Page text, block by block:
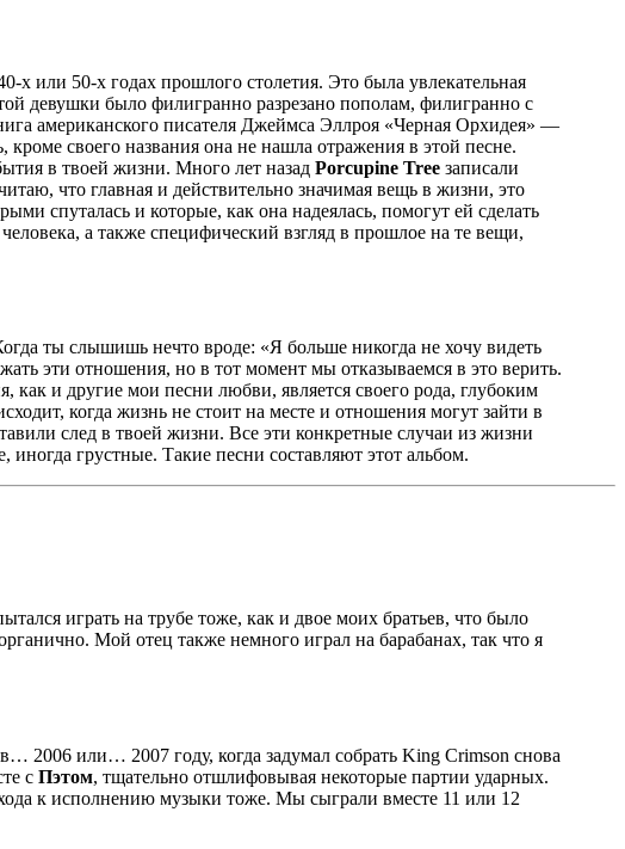
х или 50-х годах прошлого столетия. Это была увлекательная
девушки было филигранно разрезано пополам, филигранно с
американского писателя Джеймса Эллроя «Черная Орхидея» —
своего названия она не нашла отражения в этой песне.
в твоей жизни. Много лет назад Porcupine Tree записали
что главная и действительно значимая вещь в жизни, это
спуталась и которые, как она надеялась, помогут ей сделать
а также специфический взгляд в прошлое на те вещи,
ты слышишь нечто вроде: «Я больше никогда не хочу видеть
эти отношения, но в тот момент мы отказываемся в это верить.
и другие мои песни любви, является своего рода, глубоким
когда жизнь не стоит на месте и отношения могут зайти в
след в твоей жизни. Все эти конкретные случаи из жизни
грустные. Такие песни составляют этот альбом.
играть на трубе тоже, как и двое моих братьев, что было
Мой отец также немного играл на барабанах, так что я
в… 2006 или… 2007 году, когда задумал собрать King Crimson снова
с Пэтом, тщательно отшлифовывая некоторые партии ударных.
к исполнению музыки тоже. Мы сыграли вместе 11 или 12